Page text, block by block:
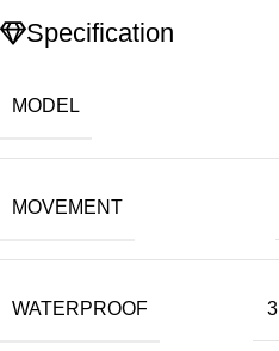
Specification
MODEL
MOVEMENT
WATERPROOF